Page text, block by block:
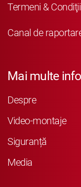
Termeni & Condiţii
Canal de
Mai multe
Despre
Video-montaje
Siguranță
Media